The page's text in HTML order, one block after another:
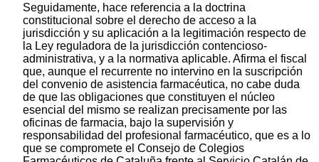
Seguidamente, hace referencia a la doctrina
constitucional sobre el derecho de acceso a la
jurisdicción y su aplicación a la legitimación respecto de
la Ley reguladora de la jurisdicción contencioso-
administrativa, y a la normativa aplicable. Afirma el fiscal
que, aunque el recurrente no intervino en la suscripción
del convenio de asistencia farmacéutica, no cabe duda
de que las obligaciones que constituyen el núcleo
esencial del mismo se realizan precisamente por las
oficinas de farmacia, bajo la supervisión y
responsabilidad del profesional farmacéutico, que es a lo
que se compromete el Consejo de Colegios